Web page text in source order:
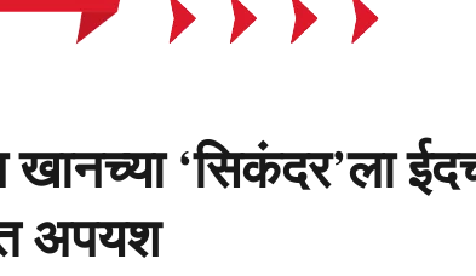
‘सिकंदर’ला
अपयश